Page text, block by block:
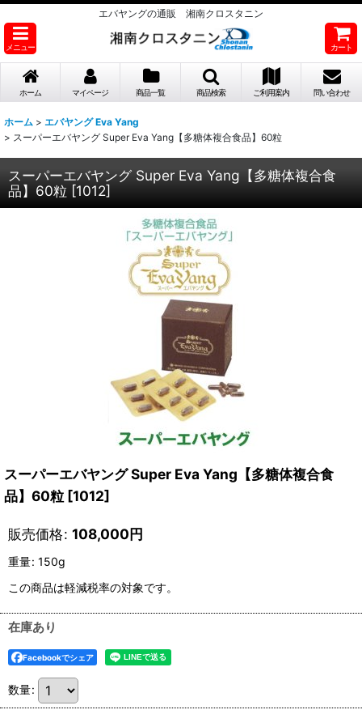
エバヤングの通販 湘南クロスタニン
メニュー カート
ホーム マイページ 商品一覧 商品検索 ご利用案内 問い合わせ
ホーム > エバヤング Eva Yang
> スーパーエバヤング Super Eva Yang【多糖体複合食品】60粒
スーパーエバヤング Super Eva Yang【多糖体複合食
品】60粒 [1012]
スーパーエバヤング Super Eva Yang【多糖体複合食
品】60粒 [1012]
販売価格: 108,000円
重量: 150g
この商品は軽減税率の対象です。
在庫あり
Facebookでシェア
数量: